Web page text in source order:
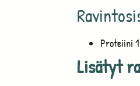
Proteiini
Lisätyt